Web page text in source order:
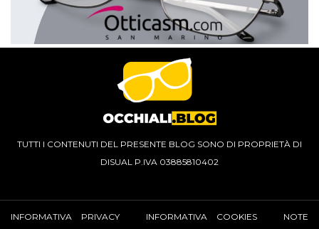
TUTTI I CONTENUTI DEL PRESENTE BLOG SONO DI PROPRIETÀ DI
DISUAL P.IVA 03885810402
INFORMATIVA PRIVACY INFORMATIVA COOKIES
NOTE